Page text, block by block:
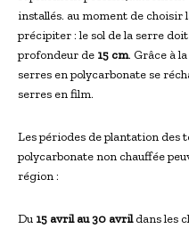
installés. au moment de choisir
précipiter : le sol de la serre
profondeur de 15 cm. Grâce à
serres en polycarbonate se
serres en film.
Les périodes de plantation des
polycarbonate non chauffée
région :
Du 15 avril au 30 avrildans les